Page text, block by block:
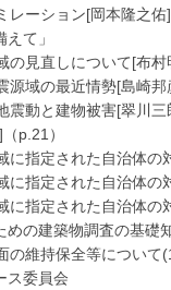
ーション[岡本隆之佑]
て」
見直しについて[布村
域の最近情勢[島崎邦
動と建物被害[翠川三
p.21）
指定された自治体の
指定された自治体の
指定された自治体の
の建築物調査の基礎
維持保全等について
ス委員会